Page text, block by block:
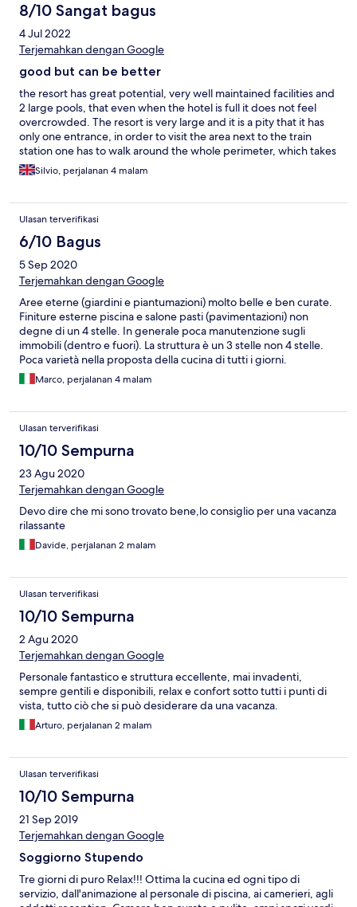
8/10 Sangat bagus
4 Jul 2022
Terjemahkan dengan Google
good but can be better
the resort has great potential, very well maintained facilities and
2 large pools, that even when the hotel is full it does not feel
overcrowded. The resort is very large and it is a pity that it has
only one entrance, in order to visit the area next to the train
station one has to walk around the whole perimeter, which takes
20min, if a secondary entrance is available it would take only 5
min. Access to beach and sunbed is also a plus (sunbeds are free
appreciated for families with young kids. Food overall was more
than decent. The main problem with this resort is connectivity,
unless you are with a private car its impossible to reach except
with a taxi. And that is why almost all guest are Italians. If one
wants to spend a whole stay at the beach or next to the pool this
is the ideal place, but if you want to visit the neighbouring
villages it is highly recommended to rent a car, taxis from the
hotel are exuberantly expensive. Entertainment in the evening
was ok, its all in italian, so if you dont understand the language it
will be a problem. Staff in general do their best to help guests,
eventhough they are mostly all teenagers. Drink prices which
are not part of the all inclusive are on the high side, ex small beer
and amaro at 4eur. Overall, it was a good experience.
Silvio, perjalanan 4 malam
Ulasan terverifikasi
6/10 Bagus
5 Sep 2020
Terjemahkan dengan Google
Aree eterne (giardini e piantumazioni) molto belle e ben curate.
Finiture esterne piscina e salone pasti (pavimentazioni) non
degne di un 4 stelle. In generale poca manutenzione sugli
immobili (dentro e fuori). La struttura è un 3 stelle non 4 stelle.
Poca varietà nella proposta della cucina di tutti i giorni.
Marco, perjalanan 4 malam
Ulasan terverifikasi
10/10 Sempurna
23 Agu 2020
Terjemahkan dengan Google
Devo dire che mi sono trovato bene,lo consiglio per una vacanza
rilassante
Davide, perjalanan 2 malam
Ulasan terverifikasi
10/10 Sempurna
2 Agu 2020
Terjemahkan dengan Google
Personale fantastico e struttura eccellente, mai invadenti,
sempre gentili e disponibili, relax e confort sotto tutti i punti di
vista, tutto ciò che si può desiderare da una vacanza.
Arturo, perjalanan 2 malam
Ulasan terverifikasi
10/10 Sempurna
21 Sep 2019
Terjemahkan dengan Google
Soggiorno Stupendo
Tre giorni di puro Relax!!! Ottima la cucina ed ogni tipo di
servizio, dall'animazione al personale di piscina, ai camerieri, agli